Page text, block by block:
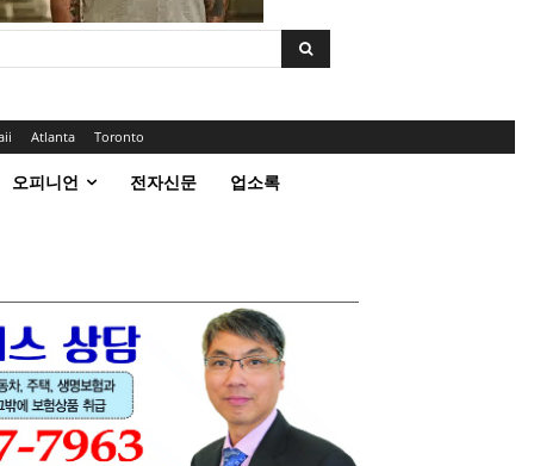
Atlanta Toronto
오피니언 전자신문 업소록